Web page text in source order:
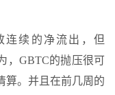
连续的净流出，但
，GBTC的抛压很可
算。并且在前几周的